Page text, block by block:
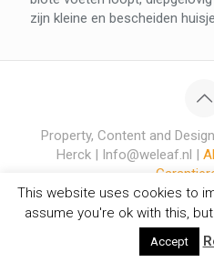
zijn kleine en bescheiden
Property, Content and
Herck | Info@weleaf.nl |
This website uses cookies to
assume you're ok with this,
Accept